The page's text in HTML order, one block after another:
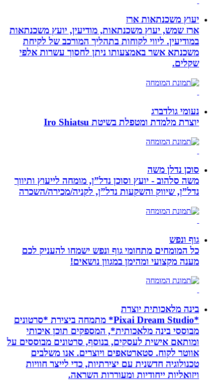
יעוץ משכנתאות ארז
ארז שמש, יעוץ משכנתאות, מודיעין, יועץ משכנתאות
במודיעין. ליווי לקוחות בתהליך המורכב של לקיחת
משכנתא אשר באמצעותו ניתן לחסוך עשרות אלפי
שקלים.
נעומי גולדברג
יוצרת מלמדת ומטפלת בשיטת Iro Shiatsu
סוכן נדלן משה
משה סלהוב - יועץ וסוכן נדל”ן, מומחה לייעוץ ותיווך
נדל”ן, שיווק והשקעות נדל”ן, לקניה/מכירה/השכרה
גוף ונפש
כל המומחים מתחומי גוף ונפש ישמחו להעניק לכם
מענה מקצועי ומהימן במגוון נושאים!
בינה מלאכותית יוצרת
*Pixai Dream Studio* מתמחה ביצירת *סרטונים
מבוססי בינה מלאכותית*, המספקים תוכן איכותי
ומותאם אישית לעסקים, בנוסף, סרטונים מבוססים על
אווטר לקוח. סטארטאפים ויוצרים. אנו משלבים
טכנולוגיה חדשנית עם יצירתיות, כדי לייצר חוויות
ויזואליות ייחודיות ומעוררות השראה.